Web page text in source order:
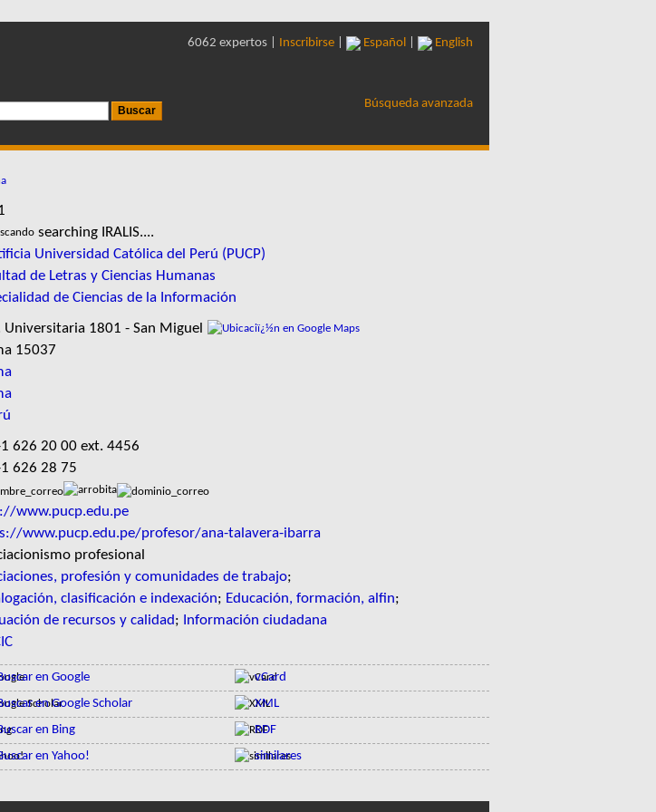
6062 expertos | Inscribirse Español English
Búsqueda avanzada
searching IRALIS....
Universidad Católica del Perú (PUCP)
de Letras y Ciencias Humanas
de Ciencias de la Información
Universitaria 1801 - San Miguel
15037
626 20 00 ext. 4456
626 28 75
www.pucp.edu.pe
www.pucp.edu.pe/profesor/ana-talavera-ibarra
profesional
profesión y comunidades de trabajo;
clasificación e indexación; Educación, formación, alfin;
de recursos y calidad; Información ciudadana
en Google
en Google Scholar
en Bing
en Yahoo!
vCard
XML
RDF
similares